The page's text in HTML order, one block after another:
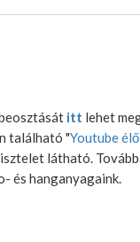
itt lehet
található "Youtube
látható.
és hanganyagaink.